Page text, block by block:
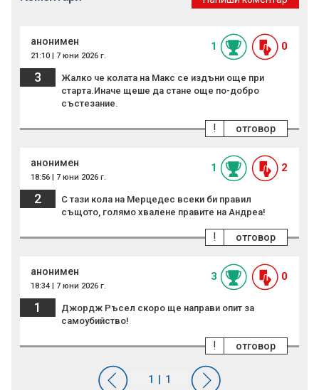
анонимен
21:10 | 7 юни 2026 г.
1 0
3
Жалко че колата на Макс се издъни още при
старта.Иначе щеше да стане още по-добро
състезание.
отговор
!
анонимен
18:56 | 7 юни 2026 г.
1 2
2
С тази кола на Мерцедес всеки би правил
същото, голямо хвалене правите на Андреа!
отговор
!
анонимен
18:34 | 7 юни 2026 г.
3 0
1
Джордж Ръсел скоро ще направи опит за
самоубийство!
отговор
!